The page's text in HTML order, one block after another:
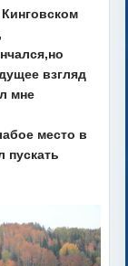
взгляд
мне
место в
пускать